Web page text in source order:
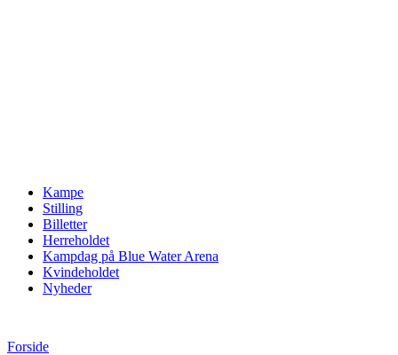
Kampe
Stilling
Billetter
Herreholdet
Kampdag på Blue Water Arena
Kvindeholdet
Nyheder
Forside